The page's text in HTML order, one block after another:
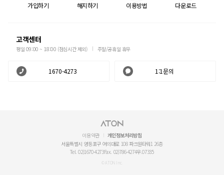
가입하기 해지하기 이용방법 다운로드
고객센터
평일 09:00 ~ 18:00 (점심시간 제외) 주말/공휴일 휴무
1670-4273 1:1문의
이용약관
개인정보처리방침
서울특별시 영등포구 여의대로 108 파크원타워1 26층
Tel. 02)1670-4273Fax. 02)786-4274우.07335
© ATON Inc.